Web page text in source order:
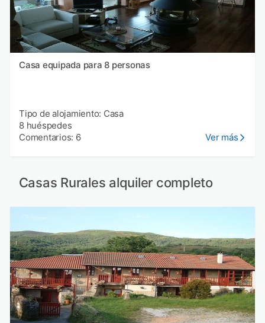
Casa equipada para 8 personas
Tipo de alojamiento: Casa
8 huéspedes
Comentarios: 6
Ver más
Casas Rurales alquiler completo